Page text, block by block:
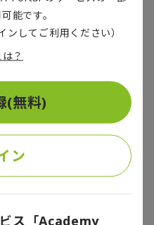
き点です。なぜこうした
か？おそらく、発電容量
ーへの投資によってもた
ます。そのため、再生可
分な地域では発電容量の
押し上げられているので
能です。
ンしてご利用ください）
？
(無料)
ン
ス「Academy